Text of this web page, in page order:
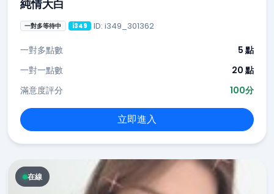
純情大白
一對多等待中 i349 ID: i349_301362
一對多點數
5 點
一對一點數
20 點
滿意度評分
100分
立即進入
在線